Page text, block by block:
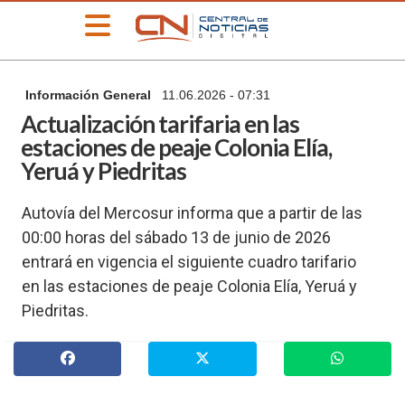
PORTADA
»
Deportes
Información
General
Locales
Nacionales
»
Información General 11.06.2026 - 07:31
Actualización tarifaria en las
estaciones de peaje Colonia Elía,
Yeruá y Piedritas
Autovía del Mercosur informa que a partir de las
00:00 horas del sábado 13 de junio de 2026
entrará en vigencia el siguiente cuadro tarifario
en las estaciones de peaje Colonia Elía, Yeruá y
Piedritas.